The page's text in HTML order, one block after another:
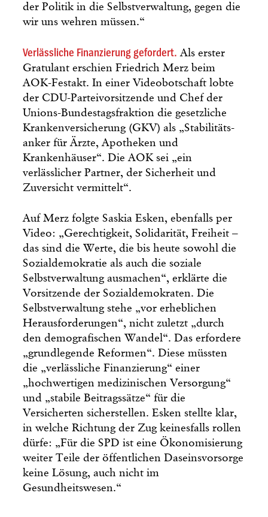
der Politik in die Selbstverwaltung, gegen die
wir uns wehren müssen.“
Verlässliche Finanzierung gefordert. Als erster
Gratulant erschien Friedrich Merz beim
AOK-Festakt. In einer Videobotschaft lobte
der CDU-Parteivorsitzende und Chef der
Unions-Bundestagsfraktion die gesetzliche
Krankenversicherung (GKV) als „Stabilitäts­
anker für Ärzte, Apotheken und
Krankenhäuser“. Die AOK sei „ein
verlässlicher Partner, der Sicherheit und
Zuversicht vermittelt“.
Auf Merz folgte Saskia Esken, ebenfalls per
Video: „Gerechtigkeit, Solidarität, Freiheit –
das sind die Werte, die bis heute sowohl die
Sozialdemokratie als auch die soziale
Selbstverwaltung ausmachen“, erklärte die
Vorsitzende der Sozialdemokraten. Die
Selbstverwaltung stehe „vor erheblichen
Herausforderungen“, nicht zuletzt „durch
den demografischen Wandel“. Das erfordere
„grundlegende Reformen“. Diese müssten
die „verlässliche Finanzierung“ einer
„hochwertigen medizinischen Versorgung“
und „stabile Beitragssätze“ für die
Versicherten sicherstellen. Esken stellte klar,
in welche Richtung der Zug keinesfalls rollen
dürfe: „Für die SPD ist eine Ökonomisierung
weiter Teile der öffentlichen Daseinsvorsorge
keine Lösung, auch nicht im
Gesundheitswesen.“